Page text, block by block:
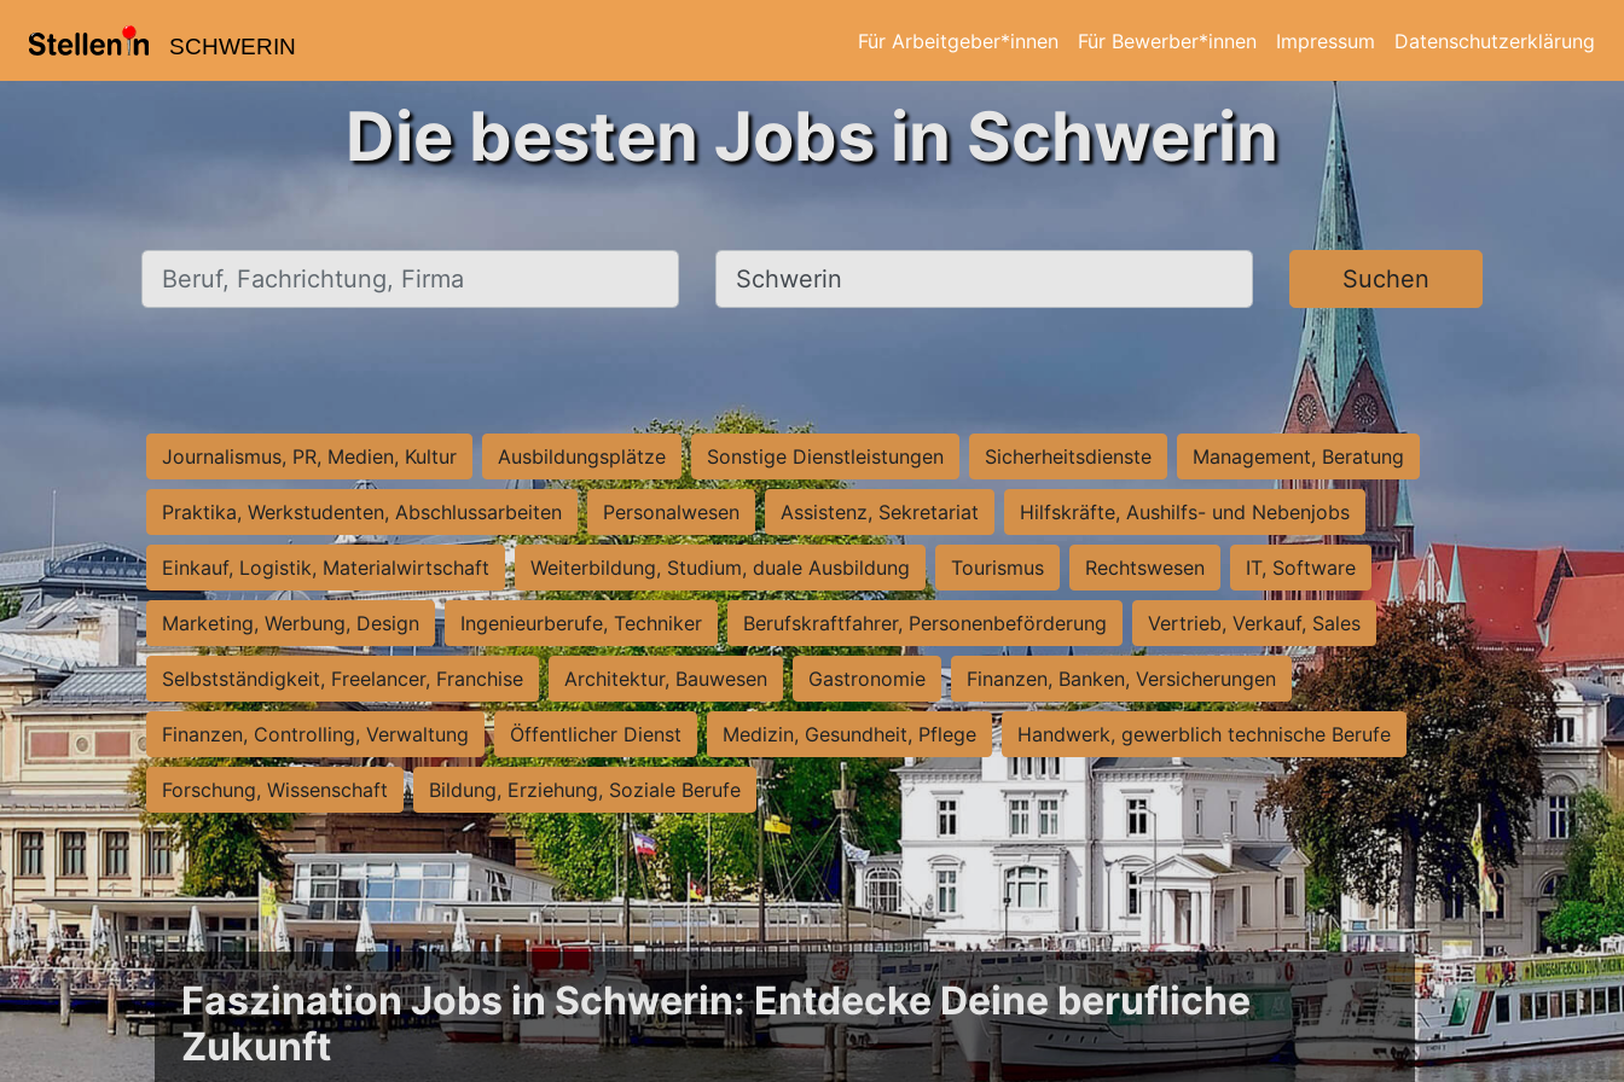
SCHWERIN Für Arbeitgeber*innen Für Bewerber*innen Impressum Datenschutzerklärung
Die besten Jobs in Schwerin
Beruf, Fachrichtung, Firma Ort, Stadt Suchen
Journalismus, PR, Medien, Kultur Ausbildungsplätze Sonstige Dienstleistungen Sicherheitsdienste Management, Beratung
Praktika, Werkstudenten, Abschlussarbeiten Personalwesen Assistenz, Sekretariat Hilfskräfte, Aushilfs- und Nebenjobs
Einkauf, Logistik, Materialwirtschaft Weiterbildung, Studium, duale Ausbildung Tourismus Rechtswesen IT, Software
Marketing, Werbung, Design Ingenieurberufe, Techniker Berufskraftfahrer, Personenbeförderung Vertrieb, Verkauf, Sales
Selbstständigkeit, Freelancer, Franchise Architektur, Bauwesen Gastronomie Finanzen, Banken, Versicherungen
Finanzen, Controlling, Verwaltung Öffentlicher Dienst Medizin, Gesundheit, Pflege Handwerk, gewerblich technische Berufe
Forschung, Wissenschaft Bildung, Erziehung, Soziale Berufe
Faszination Jobs in Schwerin: Entdecke Deine berufliche
Zukunft